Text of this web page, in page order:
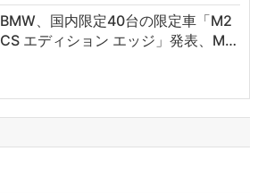
BMW、国内限定40台の限定車「M2
CS エディション エッジ」発表、M…